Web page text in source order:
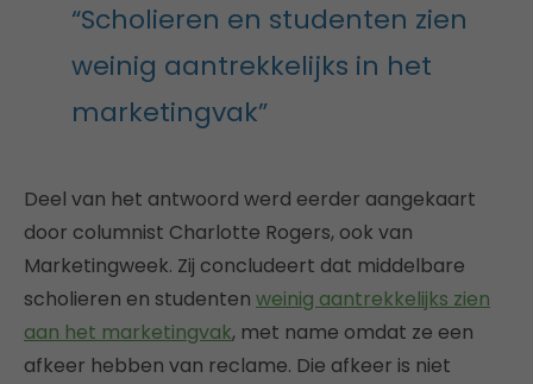
“Scholieren en studenten zien
weinig aantrekkelijks in het
marketingvak”
Deel van het antwoord werd eerder aangekaart
door columnist Charlotte Rogers, ook van
Marketingweek. Zij concludeert dat middelbare
scholieren en studenten weinig aantrekkelijks zien
aan het marketingvak, met name omdat ze een
afkeer hebben van reclame. Die afkeer is niet